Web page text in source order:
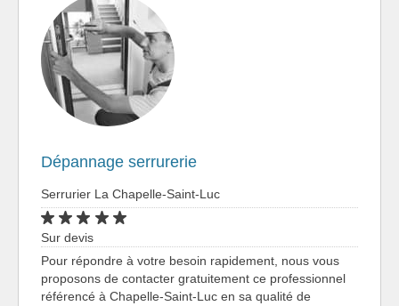
Dépannage serrurerie
Serrurier La Chapelle-Saint-Luc
Sur devis
Pour répondre à votre besoin rapidement, nous vous
proposons de contacter gratuitement ce professionnel
référencé à Chapelle-Saint-Luc en sa qualité de